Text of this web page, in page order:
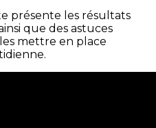
présente les résultats
que des astuces
mettre en place